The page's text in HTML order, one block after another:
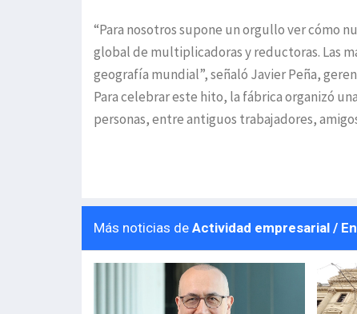
“Para nosotros supone un orgullo ver cómo
global de multiplicadoras y reductoras. Las
geografía mundial”, señaló Javier Peña,
Para celebrar este hito, la fábrica organizó
personas, entre antiguos trabajadores,
Más noticias de Actividad empresarial /